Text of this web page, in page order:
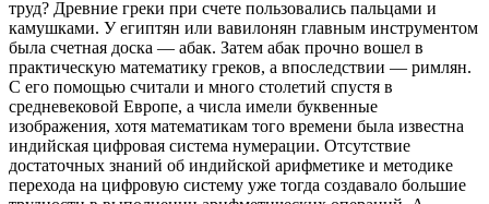
труд? Древние греки при счете пользовались пальцами и
камушками. У египтян или вавилонян главным инструментом
была счетная доска — абак. Затем абак прочно вошел в
практическую математику греков, а впоследствии — римлян.
С его помощью считали и много столетий спустя в
средневековой Европе, а числа имели буквенные
изображения, хотя математикам того времени была известна
индийская цифровая система нумерации. Отсутствие
достаточных знаний об индийской арифметике и методике
перехода на цифровую систему уже тогда создавало большие